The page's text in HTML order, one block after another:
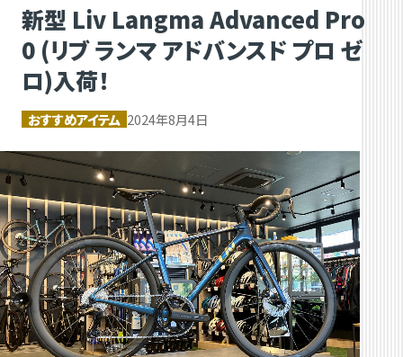
新型 Liv Langma Advanced Pro
0 (リブ ランマ アドバンスド プロ ゼ
ロ)入荷！
おすすめアイテム 2024年8月4日